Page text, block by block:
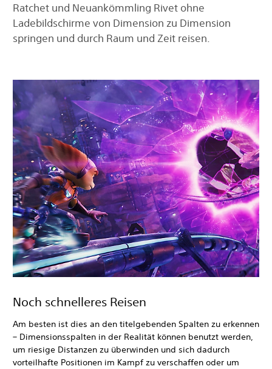
Ratchet und Neuankömmling Rivet ohne
Ladebildschirme von Dimension zu Dimension
springen und durch Raum und Zeit reisen.
Noch schnelleres Reisen
Am besten ist dies an den titelgebenden Spalten zu erkennen
– Dimensionsspalten in der Realität können benutzt werden,
um riesige Distanzen zu überwinden und sich dadurch
vorteilhafte Positionen im Kampf zu verschaffen oder um